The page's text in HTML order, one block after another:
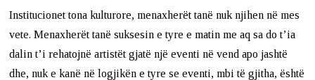
Institucionet tona kulturore, menaxherët tanë nuk njihen në mes
vete. Menaxherët tanë suksesin e tyre e matin me aq sa do t’ia
dalin t’i rehatojnë artistët gjatë një eventi në vend apo jashtë
dhe, nuk e kanë në logjikën e tyre se eventi, mbi të gjitha, është